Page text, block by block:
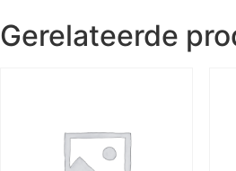
Gerelateerde